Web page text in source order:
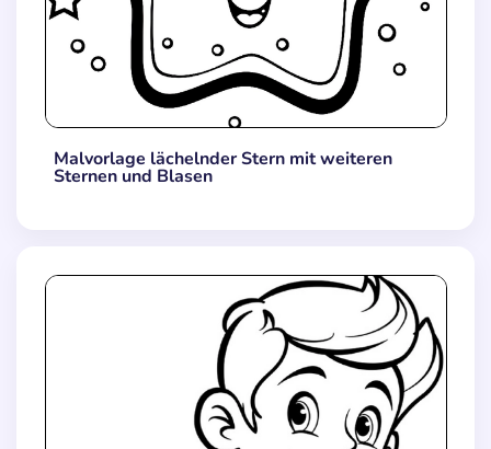
Malvorlage lächelnder Stern mit weiteren
Sternen und Blasen